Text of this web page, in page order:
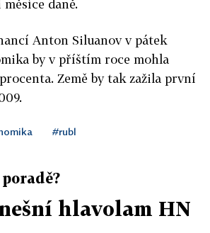
daně.
Anton Siluanov v pátek
by v příštím roce mohla
Země by tak zažila první
#rubl
hlavolam HN